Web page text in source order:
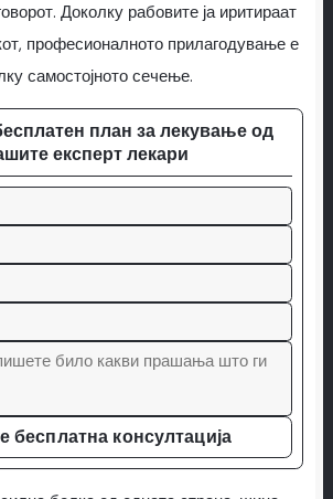
Доколку рабовите ја иритираат
професионалното прилагодување е
самостојното сечење.
план за лекување од
експерт лекари
бесплатна консултација